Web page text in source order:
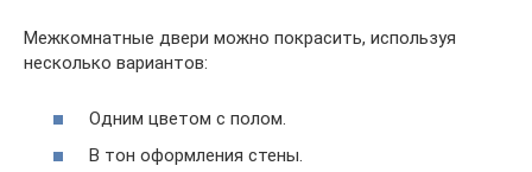
Межкомнатные двери можно покрасить, используя
несколько вариантов:
Одним цветом с полом.
В тон оформления стены.